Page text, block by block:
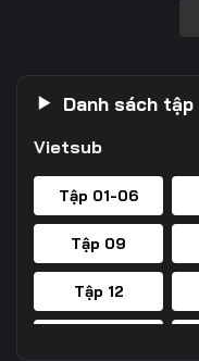
Danh sách tập
Vietsub
Tập 01-06
Tập 09
Tập 12